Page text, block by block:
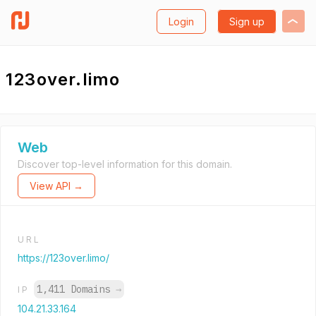
Login Sign up
123over.limo
Web
Discover top-level information for this domain.
View API →
URL
https://123over.limo/
IP 1,411 Domains →
104.21.33.164